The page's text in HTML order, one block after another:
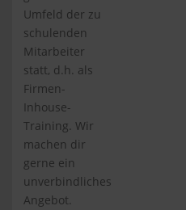
Umfeld der zu
schulenden
Mitarbeiter
statt, d.h. als
Firmen-
Inhouse-
Training. Wir
machen dir
gerne ein
unverbindliches
Angebot.